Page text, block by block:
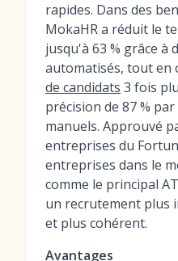
rapides. Dans des
MokaHR a réduit le
jusqu'à 63 % grâce à
automatisés, tout en
de candidats 3 fois
précision de 87 %
manuels. Approuvé
entreprises du
entreprises dans le
comme le principal
un recrutement plus
et plus cohérent.
Avantages